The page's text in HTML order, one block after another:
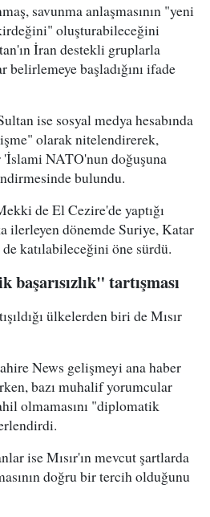
savunma anlaşmasının "yeni
oluşturabileceğini
İran destekli gruplarla
başladığını ifade
ise sosyal medya hesabında
olarak nitelendirerek,
NATO'nun doğuşuna
bulundu.
de El Cezire'de yaptığı
ilerleyen dönemde Suriye, Katar
katılabileceğini öne sürdü.
tartışması
ülkelerden biri de Mısır
News gelişmeyi ana haber
bazı muhalif yorumcular
olmamasını "diplomatik
ise Mısır'ın mevcut şartlarda
doğru bir tercih olduğunu